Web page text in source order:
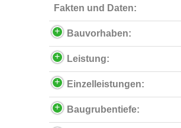
Fakten und Daten:
Bauvorhaben:
Leistung:
Einzelleistungen:
Baugrubentiefe: